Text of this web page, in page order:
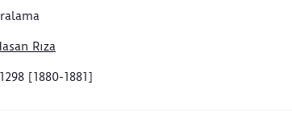
Rıza
[1880-1881]